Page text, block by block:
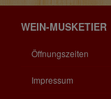
WEIN-MUSKETIER
Öffnungszeiten
Impressum